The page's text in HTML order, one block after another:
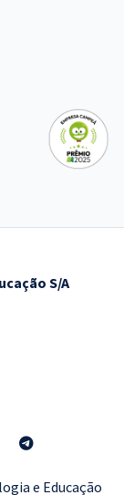
S/A
e Educação